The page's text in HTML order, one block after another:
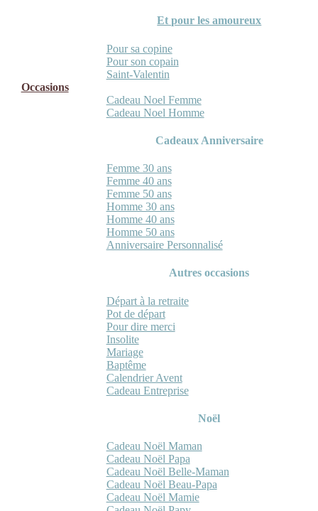
Et pour les amoureux
Pour sa copine
Pour son copain
Saint-Valentin
Occasions
Cadeau Noel Femme
Cadeau Noel Homme
Cadeaux Anniversaire
Femme 30 ans
Femme 40 ans
Femme 50 ans
Homme 30 ans
Homme 40 ans
Homme 50 ans
Anniversaire Personnalisé
Autres occasions
Départ à la retraite
Pot de départ
Pour dire merci
Insolite
Mariage
Baptême
Calendrier Avent
Cadeau Entreprise
Noël
Cadeau Noël Maman
Cadeau Noël Papa
Cadeau Noël Belle-Maman
Cadeau Noël Beau-Papa
Cadeau Noël Mamie